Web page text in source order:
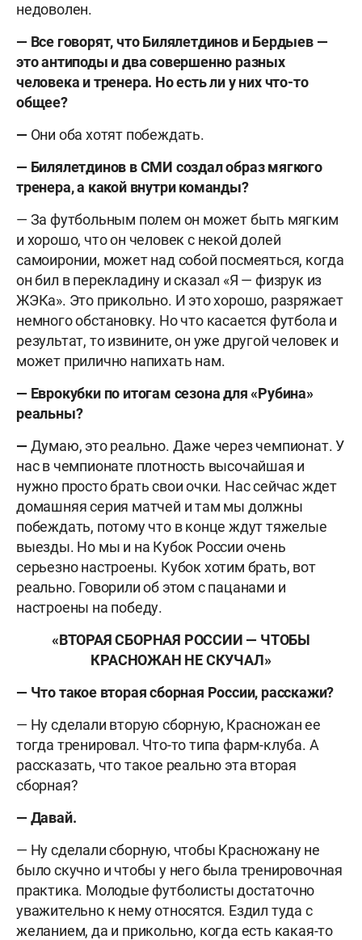
недоволен.
— Все говорят, что Билялетдинов и Бердыев —
это антиподы и два совершенно разных
человека и тренера. Но есть ли у них что-то
общее?
— Они оба хотят побеждать.
— Билялетдинов в СМИ создал образ мягкого
тренера, а какой внутри команды?
— За футбольным полем он может быть мягким
и хорошо, что он человек с некой долей
самоиронии, может над собой посмеяться, когда
он бил в перекладину и сказал «Я — физрук из
ЖЭКа». Это прикольно. И это хорошо, разряжает
немного обстановку. Но что касается футбола и
результат, то извините, он уже другой человек и
может прилично напихать нам.
— Еврокубки по итогам сезона для «Рубина»
реальны?
— Думаю, это реально. Даже через чемпионат. У
нас в чемпионате плотность высочайшая и
нужно просто брать свои очки. Нас сейчас ждет
домашняя серия матчей и там мы должны
побеждать, потому что в конце ждут тяжелые
выезды. Но мы и на Кубок России очень
серьезно настроены. Кубок хотим брать, вот
реально. Говорили об этом с пацанами и
настроены на победу.
«ВТОРАЯ СБОРНАЯ РОССИИ — ЧТОБЫ
КРАСНОЖАН НЕ СКУЧАЛ»
— Что такое вторая сборная России, расскажи?
— Ну сделали вторую сборную, Красножан ее
тогда тренировал. Что-то типа фарм-клуба. А
рассказать, что такое реально эта вторая
сборная?
— Давай.
— Ну сделали сборную, чтобы Красножану не
было скучно и чтобы у него была тренировочная
практика. Молодые футболисты достаточно
уважительно к нему относятся. Ездил туда с
желанием, да и прикольно, когда есть какая-то